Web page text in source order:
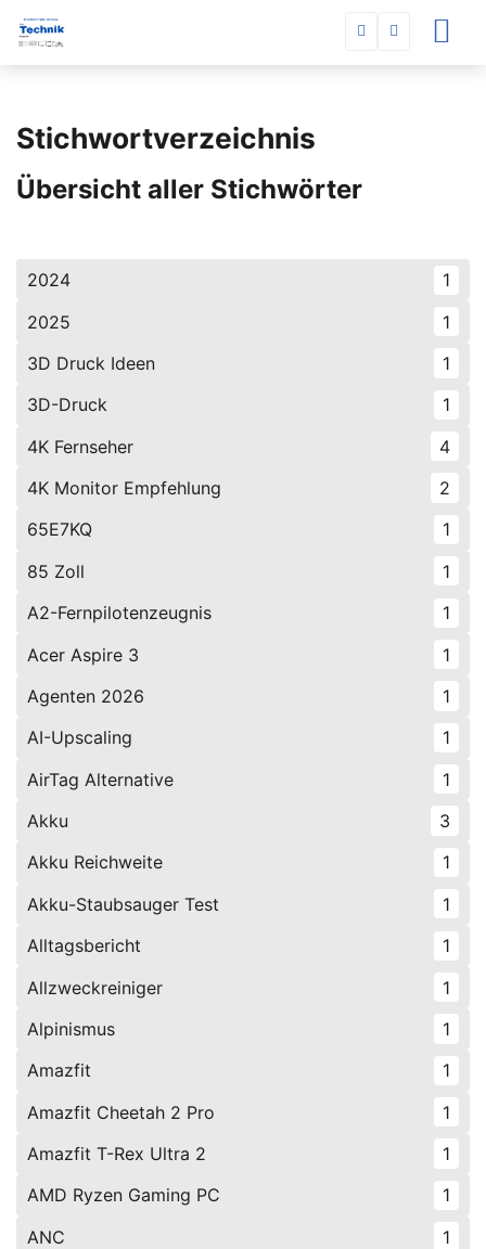
Stichwortverzeichnis
Übersicht aller Stichwörter
2024
1
2025
1
3D Druck Ideen
1
3D-Druck
1
4K Fernseher
4
4K Monitor Empfehlung
2
65E7KQ
1
85 Zoll
1
A2-Fernpilotenzeugnis
1
Acer Aspire 3
1
Agenten 2026
1
AI-Upscaling
1
AirTag Alternative
1
Akku
3
Akku Reichweite
1
Akku-Staubsauger Test
1
Alltagsbericht
1
Allzweckreiniger
1
Alpinismus
1
Amazfit
1
Amazfit Cheetah 2 Pro
1
Amazfit T-Rex Ultra 2
1
AMD Ryzen Gaming PC
1
ANC
1